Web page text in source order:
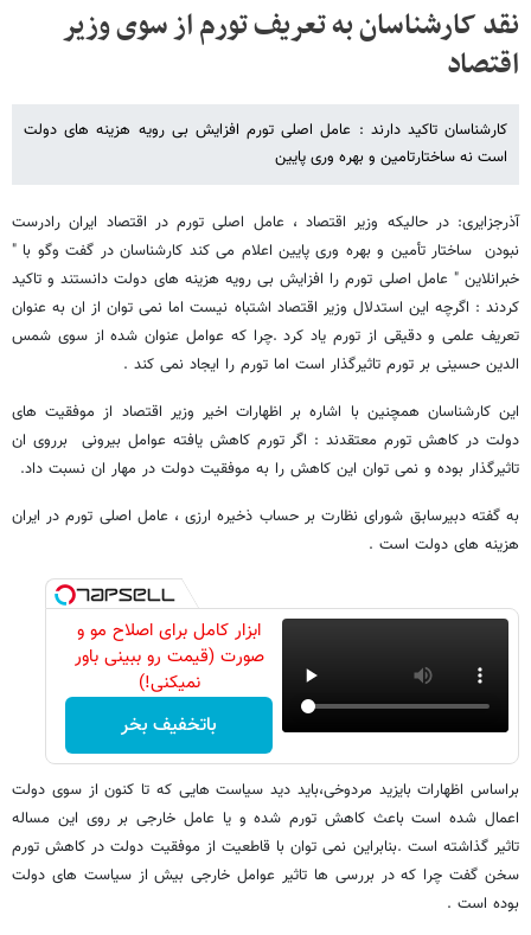
نقد کارشناسان به تعریف تورم از سوی وزیر
اقتصاد
کارشناسان تاکید دارند : عامل اصلی تورم افزایش بی رویه هزینه های دولت
است نه ساختارتامین و بهره وری پایین
آذرجزایری: در حالیکه وزیر اقتصاد ، عامل اصلی تورم در اقتصاد ایران رادرست
نبودن ساختار تأمین و بهره وری پایین اعلام می کند کارشناسان در گفت وگو با "
خبرانلاین " عامل اصلی تورم را افزایش بی رویه هزینه های دولت دانستند و تاکید
کردند : اگرچه این استدلال وزیر اقتصاد اشتباه نیست اما نمی توان از ان به عنوان
تعریف علمی و دقیقی از تورم یاد کرد .چرا که عوامل عنوان شده از سوی شمس
الدین حسینی بر تورم تاثیرگذار است اما تورم را ایجاد نمی کند .
این کارشناسان همچنین با اشاره بر اظهارات اخیر وزیر اقتصاد از موفقیت های
دولت در کاهش تورم معتقدند : اگر تورم کاهش یافته عوامل بیرونی برروی ان
تاثیرگذار بوده و نمی توان این کاهش را به موفقیت دولت در مهار ان نسبت داد.
به گفته دبیرسابق شورای نظارت بر حساب ذخیره ارزی ، عامل اصلی تورم در ایران
هزینه های دولت است .
ابزار کامل برای اصلاح مو و
صورت (قیمت رو ببینی باور
نمیکنی!)
باتخفیف بخر
براساس اظهارات بایزید مردوخی،باید دید سیاست هایی که تا کنون از سوی دولت
اعمال شده است باعث کاهش تورم شده و یا عامل خارجی بر روی این مساله
تاثیر گذاشته است .بنابراین نمی توان با قاطعیت از موفقیت دولت در کاهش تورم
سخن گفت چرا که در بررسی ها تاثیر عوامل خارجی بیش از سیاست های دولت
بوده است .